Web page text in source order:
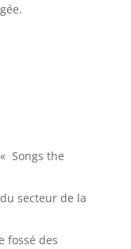
Songs the
secteur de la
fossé des